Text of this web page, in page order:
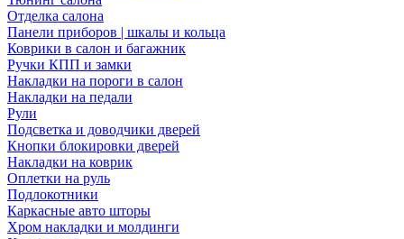
Отделка салона
Панели приборов | шкалы и кольца
Коврики в салон и багажник
Ручки КПП и замки
Накладки на пороги в салон
Накладки на педали
Рули
Подсветка и доводчики дверей
Кнопки блокировки дверей
Накладки на коврик
Оплетки на руль
Подлокотники
Каркасные авто шторы
Хром накладки и молдинги